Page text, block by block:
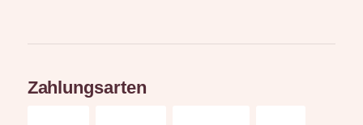
Zahlungsarten